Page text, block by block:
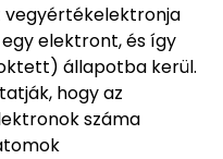
vegyértékelektronja
elektront, és így
állapotba kerül.
hogy az
száma